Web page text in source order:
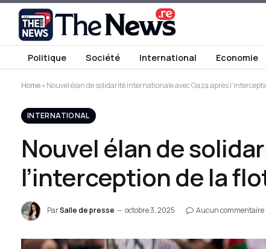
Politique Société International Economie
Home»Nouvel élan de solidarité internationale avec Gaza après
INTERNATIONAL
Nouvel élan de
l’interception de la
ParSalle de presse octobre 3, 2025 Aucun commentaire